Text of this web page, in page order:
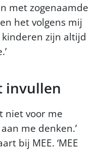
met zogenaamde
het volgens mij
zijn altijd
invullen
niet voor me
me denken.’
bij MEE. ‘MEE